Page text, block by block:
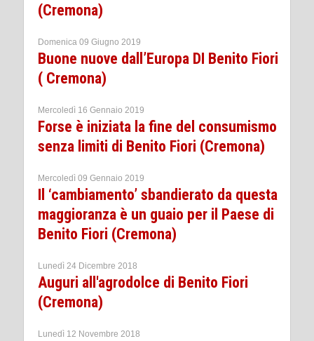
(Cremona)
Domenica 09 Giugno 2019
Buone nuove dall’Europa DI Benito Fiori
( Cremona)
Mercoledì 16 Gennaio 2019
Forse è iniziata la fine del consumismo
senza limiti di Benito Fiori (Cremona)
Mercoledì 09 Gennaio 2019
Il ‘cambiamento’ sbandierato da questa
maggioranza è un guaio per il Paese di
Benito Fiori (Cremona)
Lunedì 24 Dicembre 2018
Auguri all'agrodolce di Benito Fiori
(Cremona)
Lunedì 12 Novembre 2018